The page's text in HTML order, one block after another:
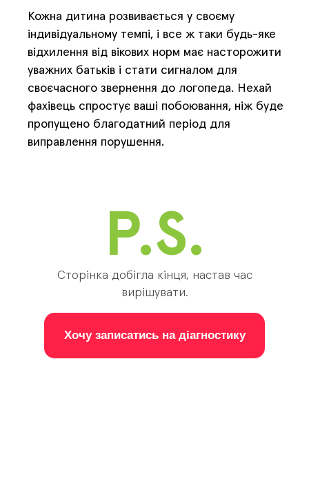
Кожна дитина розвивається у своєму
індивідуальному темпі, і все ж таки будь-яке
відхилення від вікових норм має насторожити
уважних батьків і стати сигналом для
своєчасного звернення до логопеда. Нехай
фахівець спростує ваші побоювання, ніж буде
пропущено благодатний період для
виправлення порушення.
P.S.
Сторінка добігла кінця, настав час
вирішувати.
Хочу записатись на діагностику